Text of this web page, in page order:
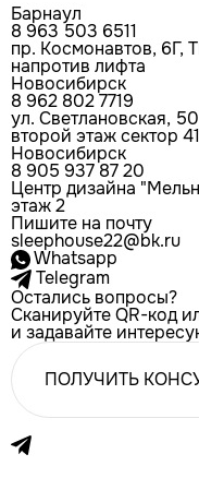
Барнаул
8 963 503 6511
пр. Космонавтов, 6Г,
напротив лифта
Новосибирск
8 962 802 7719
ул. Светлановская,
второй этаж сектор 41
Новосибирск
8 905 937 87 20
Центр дизайна
этаж 2
Пишите на почту
sleephouse22@bk.ru
Whatsapp
Telegram
Остались вопросы?
Сканируйте QR-код
и задавайте
ПОЛУЧИТЬ